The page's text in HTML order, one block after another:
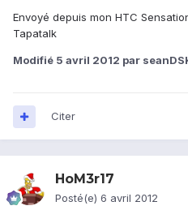
Envoyé depuis mon HTC
Tapatalk
Modifié 5 avril 2012 par
Citer
HoM3r17
Posté(e) 6 avril 2012